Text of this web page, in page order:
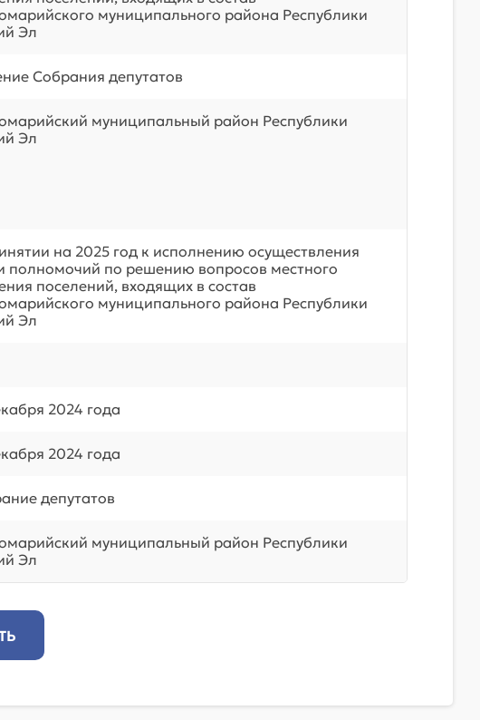
муниципального района Республики
Эл
Собрания депутатов
муниципальный район Республики
Эл
на 2025 год к исполнению осуществления
полномочий по решению вопросов местного
поселений, входящих в состав
муниципального района Республики
Эл
2024 года
2024 года
депутатов
муниципальный район Республики
Эл